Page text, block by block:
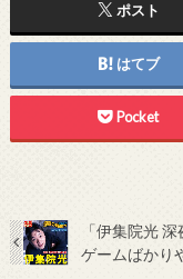
ポスト
はてブ
Pocket
「伊集院光
ゲームばかり